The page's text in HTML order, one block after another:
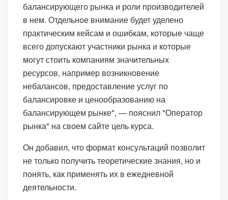
балансирующего рынка и роли производителей
в нем. Отдельное внимание будет уделено
практическим кейсам и ошибкам, которые чаще
всего допускают участники рынка и которые
могут стоить компаниям значительных
ресурсов, например возникновение
небалансов, предоставление услуг по
балансировке и ценообразованию на
балансирующем рынке", — пояснил "Оператор
рынка" на своем сайте цель курса.
Он добавил, что формат консультаций позволит
не только получить теоретические знания, но и
понять, как применять их в ежедневной
деятельности.